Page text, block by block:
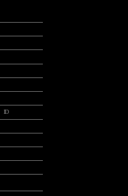
ID